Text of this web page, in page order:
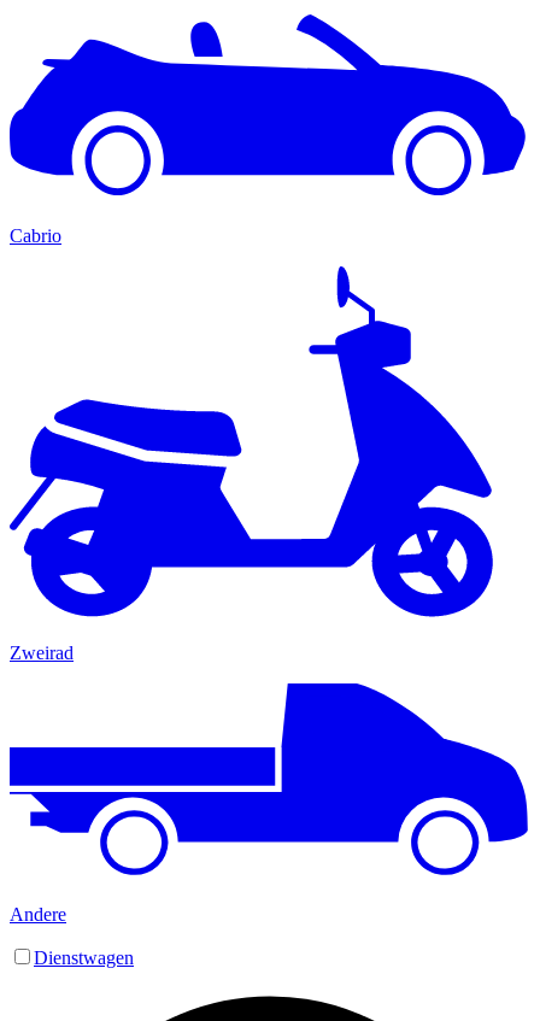
Cabrio
Zweirad
Andere
Dienstwagen